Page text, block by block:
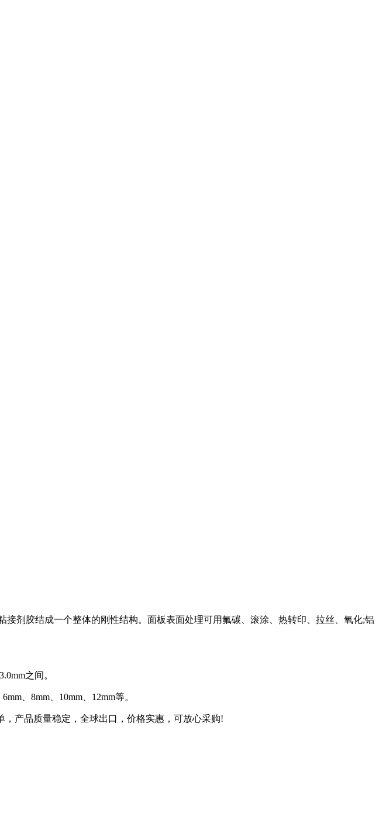
剂胶结成一个整体的刚性结构。面板表面处理可用氟碳、滚涂、热转印、拉丝、氧化;铝
之间。
、8mm、10mm、12mm等。
，产品质量稳定，全球出口，价格实惠，可放心采购!